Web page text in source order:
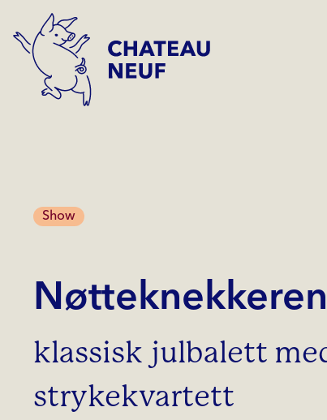
Show
Nøtteknekkeren
klassisk julbalett
strykekvartett